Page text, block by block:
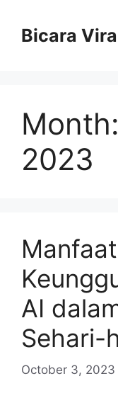
contentBicara
Month:
2023
AI
Sehari-
October 3, 2023